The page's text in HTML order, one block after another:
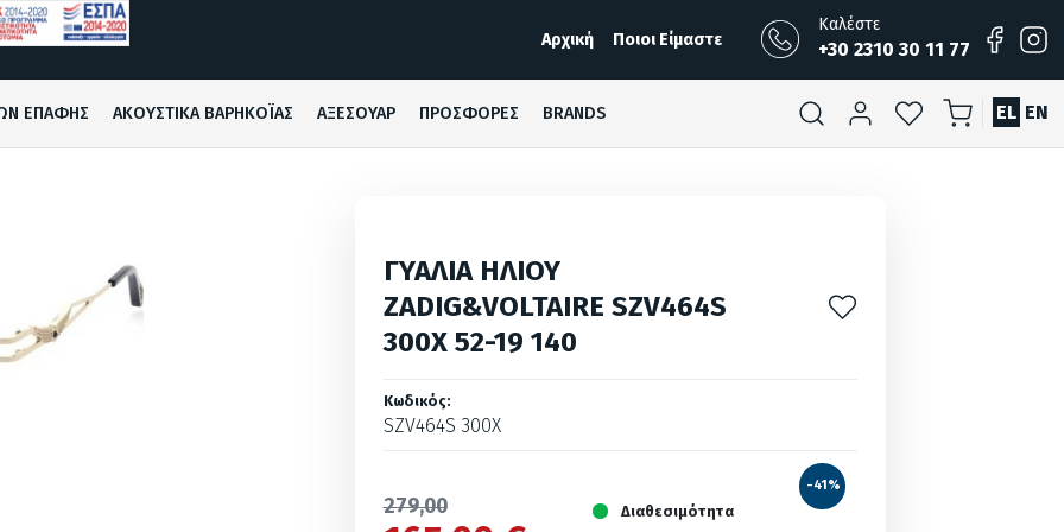
Αρχική Ποιοι Είμαστε
Καλέστε
+30 2310 30 11 77
ΕΠΑΦΗΣ ΑΚΟΥΣΤΙΚΑ ΒΑΡΗΚΟΪΑΣ ΑΞΕΣΟΥΑΡ ΠΡΟΣΦΟΡΕΣ BRANDS EL EN
ΓΥΑΛΙΑ ΗΛΙΟΥ
ZADIG&VOLTAIRE SZV464S
300X 52-19 140
Κωδικός:
SZV464S 300X
279,00
-41%
Διαθεσιμότητα